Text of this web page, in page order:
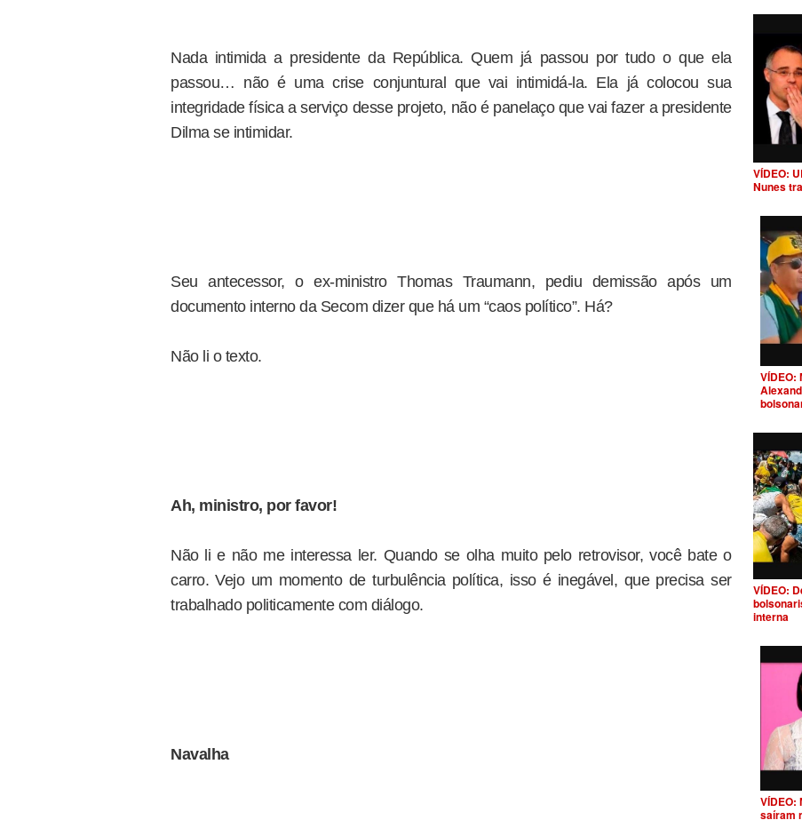
Nada intimida a presidente da República. Quem já passou por tudo o que ela
passou… não é uma crise conjuntural que vai intimidá-la. Ela já colocou sua
integridade física a serviço desse projeto, não é panelaço que vai fazer a presidente
Dilma se intimidar.
Seu antecessor, o ex-ministro Thomas Traumann, pediu demissão após um
documento interno da Secom dizer que há um “caos político”. Há?
Não li o texto.
Ah, ministro, por favor!
Não li e não me interessa ler. Quando se olha muito pelo retrovisor, você bate o
carro. Vejo um momento de turbulência política, isso é inegável, que precisa ser
trabalhado politicamente com diálogo.
Navalha
VÍDEO:
Nunes
VÍDEO:
VÍDEO:
interna
VÍDEO:
saíram